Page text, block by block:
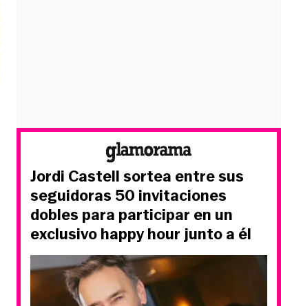
Jordi Castell sortea entre sus
seguidoras 50 invitaciones
dobles para participar en un
exclusivo happy hour junto a él